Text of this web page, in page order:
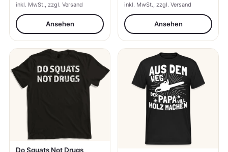
inkl. MwSt., zzgl. Versand
Ansehen
inkl. MwSt., zzgl. Versand
Ansehen
Do Squats Not Drugs